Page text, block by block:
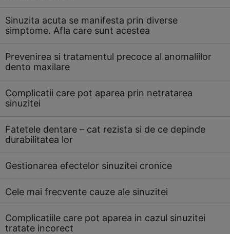
Sinuzita acuta se manifesta prin diverse
simptome. Afla care sunt acestea
Prevenirea si tratamentul precoce al anomaliilor
dento maxilare
Complicatii care pot aparea prin netratarea
sinuzitei
Fatetele dentare – cat rezista si de ce depinde
durabilitatea lor
Gestionarea efectelor sinuzitei cronice
Cele mai frecvente cauze ale sinuzitei
Complicatiile care pot aparea in cazul sinuzitei
tratate incorect